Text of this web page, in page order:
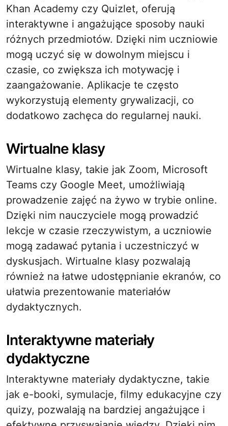
Khan Academy czy Quizlet, oferują
interaktywne i angażujące sposoby nauki
różnych przedmiotów. Dzięki nim uczniowie
mogą uczyć się w dowolnym miejscu i
czasie, co zwiększa ich motywację i
zaangażowanie. Aplikacje te często
wykorzystują elementy grywalizacji, co
dodatkowo zachęca do regularnej nauki.
Wirtualne klasy
Wirtualne klasy, takie jak Zoom, Microsoft
Teams czy Google Meet, umożliwiają
prowadzenie zajęć na żywo w trybie online.
Dzięki nim nauczyciele mogą prowadzić
lekcje w czasie rzeczywistym, a uczniowie
mogą zadawać pytania i uczestniczyć w
dyskusjach. Wirtualne klasy pozwalają
również na łatwe udostępnianie ekranów, co
ułatwia prezentowanie materiałów
dydaktycznych.
Interaktywne materiały
dydaktyczne
Interaktywne materiały dydaktyczne, takie
jak e-booki, symulacje, filmy edukacyjne czy
quizy, pozwalają na bardziej angażujące i